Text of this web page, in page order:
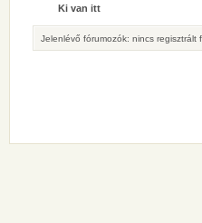
Ki van itt
Jelenlévő fórumozók: nincs regisztrált